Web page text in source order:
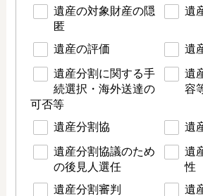
遺産の対象財産の隠
匿
遺
遺産の評価 遺
遺産分割に関する手
続選択・海外送達の
可否等
遺
容
遺産分割協 遺
遺産分割協議のため
の後見人選任
遺
性
遺産分割審判
遺